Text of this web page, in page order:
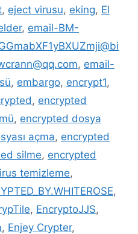
, eject virusu, eking, El
, email-BM-
, email-
, embargo, encrypt1,
, encrypted
, encrypted dosya
açma, encrypted
silme, encrypted
temizleme,
,
, EncryptoJJS,
, Enjey Crypter,